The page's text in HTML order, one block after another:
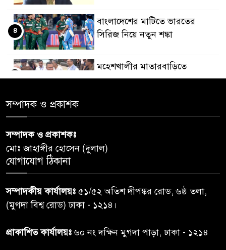
বাংলাদেশের মাটিতে ভারতের
সিরিজ নিয়ে নতুন শঙ্কা
৪
মহেশখালীর মাতারবাড়িতে
পৌঁছেছেন প্রধানমন্ত্রী
৬
গাজার ধ্বংসস্তূপে মিলল আরও ১৯
৭
কুলাউড়া সীমান্তে বিএসএফের
৮
সম্পাদক ও প্রকাশক
সম্পাদক ও প্রকাশকঃ
মোঃ জাহাঙ্গীর হোসেন (দুলাল)
যোগাযোগ ঠিকানা
সম্পাদকীয় কার্যালয়ঃ ৫১/৫২ অতিশ দীপঙ্কর রোড, ৬ষ্ঠ তলা,
(মুগদা বিশ্ব রোড) ঢাকা - ১২১৪।
প্রাকাশিত কার্যালয়ঃ৬০ নং দক্ষিন মুগদা পাড়া, ঢাকা - ১২১৪